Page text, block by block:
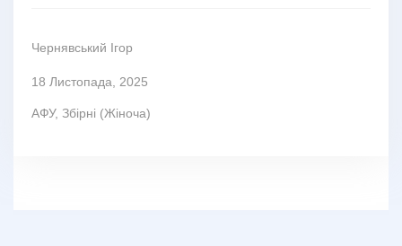
Чернявський Ігор
18 Листопада, 2025
АФУ, Збірні (Жіноча)